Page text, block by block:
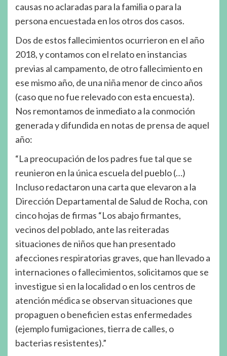
causas no aclaradas para la familia o para la
persona encuestada en los otros dos casos.
Dos de estos fallecimientos ocurrieron en el año
2018, y contamos con el relato en instancias
previas al campamento, de otro fallecimiento en
ese mismo año, de una niña menor de cinco años
(caso que no fue relevado con esta encuesta).
Nos remontamos de inmediato a la conmoción
generada y difundida en notas de prensa de aquel
año:
“La preocupación de los padres fue tal que se
reunieron en la única escuela del pueblo (…)
Incluso redactaron una carta que elevaron a la
Dirección Departamental de Salud de Rocha, con
cinco hojas de firmas “Los abajo firmantes,
vecinos del poblado, ante las reiteradas
situaciones de niños que han presentado
afecciones respiratorias graves, que han llevado a
internaciones o fallecimientos, solicitamos que se
investigue si en la localidad o en los centros de
atención médica se observan situaciones que
propaguen o beneficien estas enfermedades
(ejemplo fumigaciones, tierra de calles, o
bacterias resistentes).”